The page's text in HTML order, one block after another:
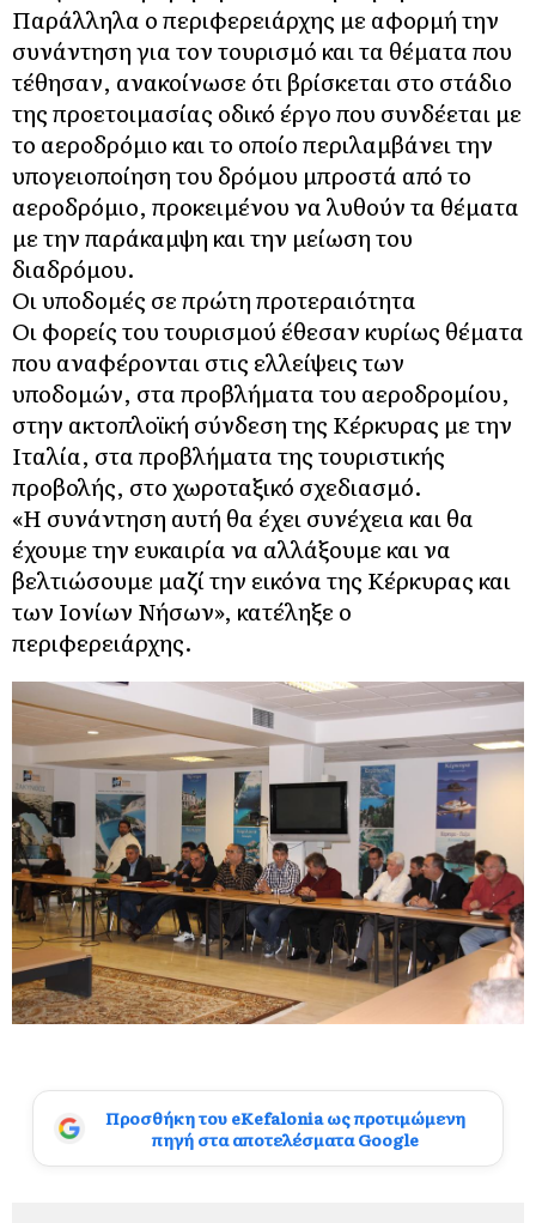
Παράλληλα ο περιφερειάρχης με αφορμή την
συνάντηση για τον τουρισμό και τα θέματα που
τέθησαν, ανακοίνωσε ότι βρίσκεται στο στάδιο
της προετοιμασίας οδικό έργο που συνδέεται με
το αεροδρόμιο και το οποίο περιλαμβάνει την
υπογειοποίηση του δρόμου μπροστά από το
αεροδρόμιο, προκειμένου να λυθούν τα θέματα
με την παράκαμψη και την μείωση του
διαδρόμου.
Οι υποδομές σε πρώτη προτεραιότητα
Οι φορείς του τουρισμού έθεσαν κυρίως θέματα
που αναφέρονται στις ελλείψεις των
υποδομών, στα προβλήματα του αεροδρομίου,
στην ακτοπλοϊκή σύνδεση της Κέρκυρας με την
Ιταλία, στα προβλήματα της τουριστικής
προβολής, στο χωροταξικό σχεδιασμό.
«Η συνάντηση αυτή θα έχει συνέχεια και θα
έχουμε την ευκαιρία να αλλάξουμε και να
βελτιώσουμε μαζί την εικόνα της Κέρκυρας και
των Ιονίων Νήσων», κατέληξε ο
περιφερειάρχης.
Προσθήκη του eKefalonia ως προτιμώμενη
πηγή στα αποτελέσματα Google